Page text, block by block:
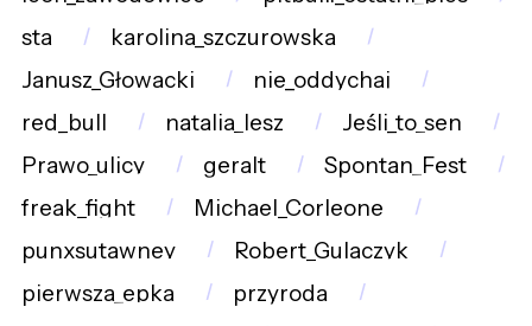
sta
karolina_szczurowska
Janusz_Głowacki
nie_oddychaj
red_bull
natalia_lesz
Jeśli_to_sen
Prawo_ulicy
geralt
Spontan_Fest
freak_fight
Michael_Corleone
punxsutawney
Robert_Gulaczyk
pierwsza_epka
przyroda